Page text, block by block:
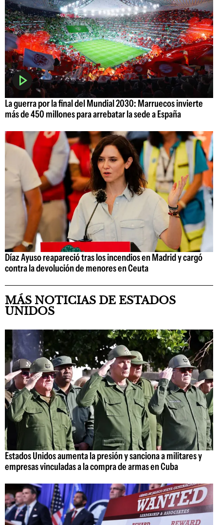
La guerra por la final del Mundial 2030: Marruecos invierte
más de 450 millones para arrebatar la sede a España
Díaz Ayuso reapareció tras los incendios en Madrid y cargó
contra la devolución de menores en Ceuta
MÁS NOTICIAS DE ESTADOS
UNIDOS
Estados Unidos aumenta la presión y sanciona a militares y
empresas vinculadas a la compra de armas en Cuba